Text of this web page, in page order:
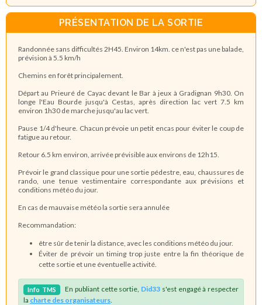
PRÉSENTATION DE LA SORTIE
Randonnée sans difficultés 2H45. Environ 14km. ce n'est pas une balade,
prévision à 5.5 km/h
Chemins en forêt principalement.
Départ au Prieuré de Cayac devant le Bar à jeux à Gradignan 9h30. On
longe l'Eau Bourde jusqu'à Cestas, après direction lac vert 7.5 km
environ 1h30 de marche jusqu'au lac vert.
Pause 1/4 d'heure. Chacun prévoie un petit encas pour éviter le coup de
fatigue au retour.
Retour 6.5 km environ, arrivée prévisible aux environs de 12h15.
Prévoir le grand classique pour une sortie pédestre, eau, chaussures de
rando, une tenue vestimentaire correspondante aux prévisions et
conditions météo du jour.
En cas de mauvaise météo la sortie sera annulée
Recommandation:
être sûr de tenir la distance, avec les conditions météo du jour.
Éviter de prévoir un timing trop juste entre la fin théorique de
cette sortie et une éventuelle activité.
Info TMS En publiant cette sortie, Did33 s'est engagé à respecter
la charte des organisateurs